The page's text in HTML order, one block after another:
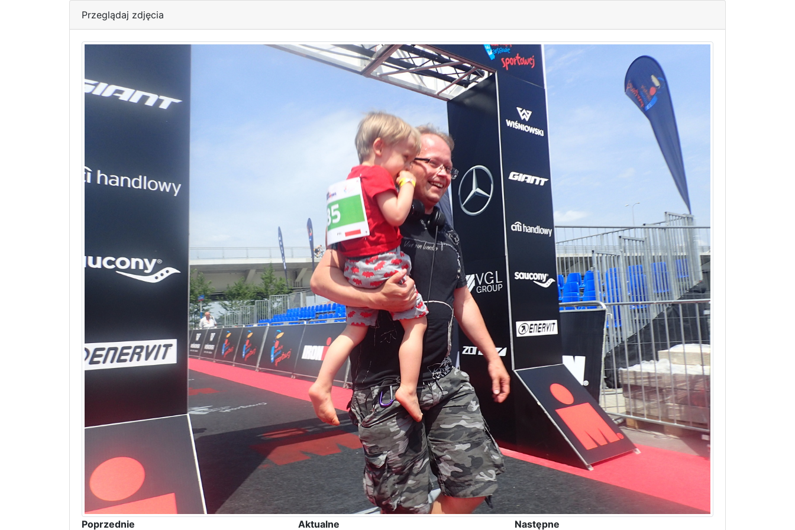
Przeglądaj zdjęcia
Poprzednie Aktualne Następne